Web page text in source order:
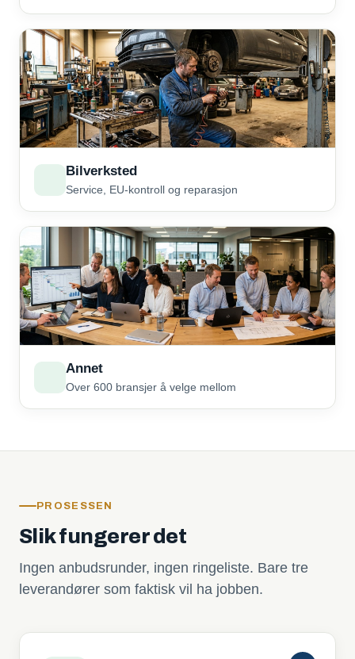
Bilverksted
Service, EU-kontroll og reparasjon
Annet
Over 600 bransjer å velge mellom
PROSESSEN
Slik fungerer det
Ingen anbudsrunder, ingen ringeliste. Bare tre
leverandører som faktisk vil ha jobben.